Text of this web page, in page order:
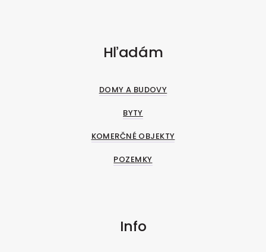
Hľadám
DOMY A BUDOVY
BYTY
KOMERČNÉ OBJEKTY
POZEMKY
Info